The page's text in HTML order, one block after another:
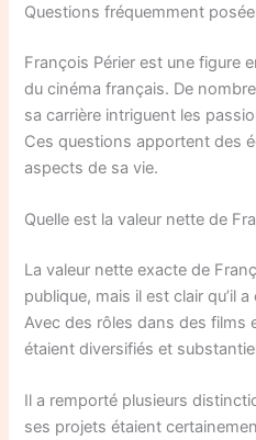
Questions fréquemment
François Périer est une figure
du cinéma français. De
sa carrière intriguent les
Ces questions apportent des
aspects de sa vie.
Quelle est la valeur nette de
La valeur nette exacte de
publique, mais il est clair qu’il
Avec des rôles dans des films
étaient diversifiés et
Il a remporté plusieurs
ses projets étaient